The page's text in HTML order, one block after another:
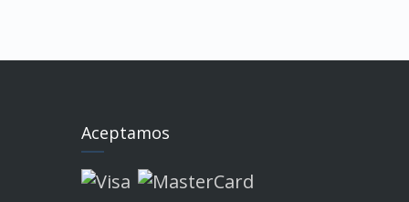
Aceptamos